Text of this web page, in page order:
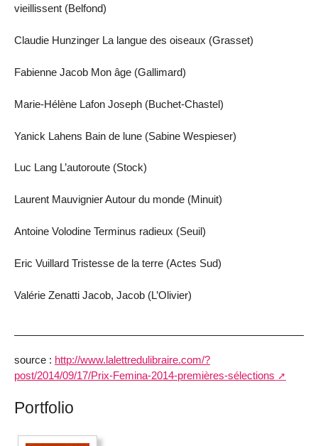
vieillissent (Belfond)
Claudie Hunzinger La langue des oiseaux (Grasset)
Fabienne Jacob Mon âge (Gallimard)
Marie-Hélène Lafon Joseph (Buchet-Chastel)
Yanick Lahens Bain de lune (Sabine Wespieser)
Luc Lang L’autoroute (Stock)
Laurent Mauvignier Autour du monde (Minuit)
Antoine Volodine Terminus radieux (Seuil)
Eric Vuillard Tristesse de la terre (Actes Sud)
Valérie Zenatti Jacob, Jacob (L’Olivier)
source : http://www.lalettredulibraire.com/?
post/2014/09/17/Prix-Femina-2014-premières-sélections
Portfolio